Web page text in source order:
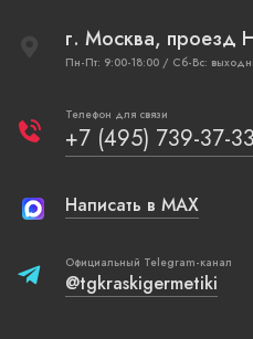
г. Москва, проезд
Пн-Пт: 9:00-18:00 / Сб-Вс:
Телефон для связи
+7 (495) 739-37-33
Написать в MAX
Официальный Telegram-канал
@tgkraskigermetiki